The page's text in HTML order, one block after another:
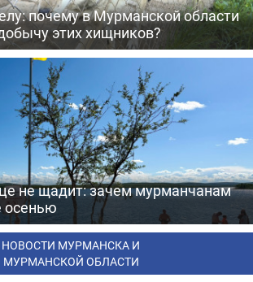
почему в Мурманской области
этих хищников?
не щадит: зачем мурманчанам
осенью
НОВОСТИ МУРМАНСКА И
МУРМАНСКОЙ ОБЛАСТИ